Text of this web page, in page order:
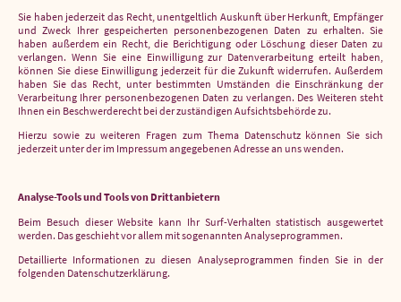
Sie haben jederzeit das Recht, unentgeltlich Auskunft über Herkunft, Empfänger
und Zweck Ihrer gespeicherten personenbezogenen Daten zu erhalten. Sie
haben außerdem ein Recht, die Berichtigung oder Löschung dieser Daten zu
verlangen. Wenn Sie eine Einwilligung zur Datenverarbeitung erteilt haben,
können Sie diese Einwilligung jederzeit für die Zukunft widerrufen. Außerdem
haben Sie das Recht, unter bestimmten Umständen die Einschränkung der
Verarbeitung Ihrer personenbezogenen Daten zu verlangen. Des Weiteren steht
Ihnen ein Beschwerderecht bei der zuständigen Aufsichtsbehörde zu.
Hierzu sowie zu weiteren Fragen zum Thema Datenschutz können Sie sich
jederzeit unter der im Impressum angegebenen Adresse an uns wenden.
Analyse-Tools und Tools von Dritt­anbietern
Beim Besuch dieser Website kann Ihr Surf-Verhalten statistisch ausgewertet
werden. Das geschieht vor allem mit sogenannten Analyseprogrammen.
Detaillierte Informationen zu diesen Analyseprogrammen finden Sie in der
folgenden Datenschutzerklärung.